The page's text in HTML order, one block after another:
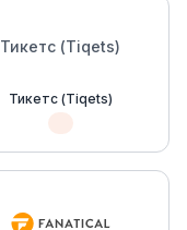
Тикетс (Tiqets)
Тикетс (Tiqets)